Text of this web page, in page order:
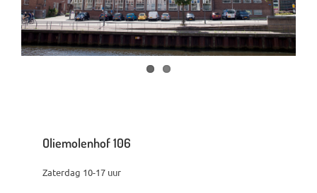
Oliemolenhof 106
Zaterdag 10-17 uur